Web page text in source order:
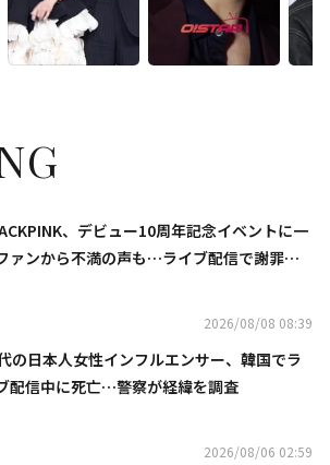
、デビュー10周年記念イベントに一
ァンから不満の声も…ライブ配信で謝罪
2026/08/08 08:39
の日本人女性インフルエンサー、韓国でラ
配信中に死亡…警察が経緯を調査
2026/08/06 02:59